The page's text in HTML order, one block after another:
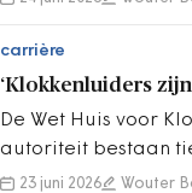
carrière
‘Klokkenluiders
De Wet Huis voor
autoriteit bestaan
handhaving op de
23 juni 2026 Wouter